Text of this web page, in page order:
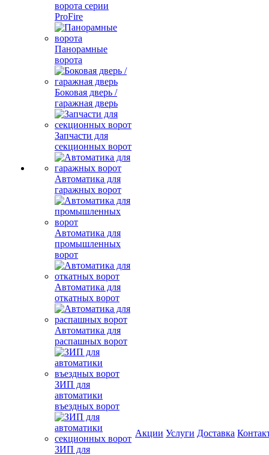
ворота серии
ProFire
Панорамные
ворота
Боковая дверь /
гаражная дверь
Запчасти для
секционных ворот
Автоматика для
гаражных ворот
Автоматика для
промышленных
ворот
Автоматика для
откатных ворот
Автоматика для
распашных ворот
ЗИП для
автоматики
въездных ворот
ЗИП для
Акции Услуги Доставка